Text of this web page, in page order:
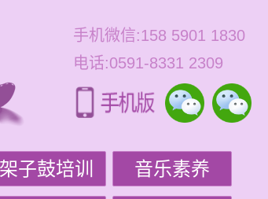
手机微信:158 5901 1830
电话:0591-8331 2309
架子鼓培训 音乐素养